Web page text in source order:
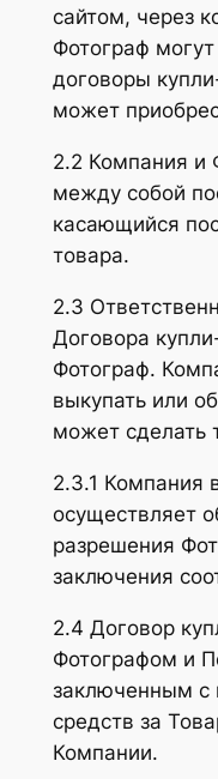
сайтом, через
Фотограф
договоры
может
2.2 Компания и
между собой
касающийся
товара.
2.3
Договора
Фотограф.
выкупать или
может сделать
2.3.1 Компания
осуществляет
разрешения
заключения
2.4 Договор
Фотографом и
заключенным с
средств за
Компании.